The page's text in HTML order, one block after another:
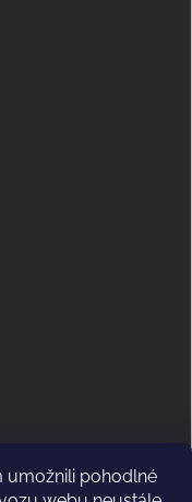
umožnili pohodlné
SMLOUVY